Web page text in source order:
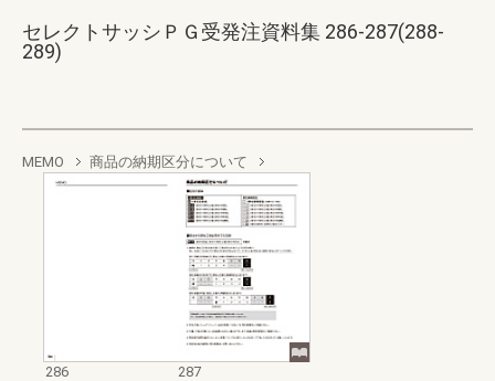
セレクトサッシＰＧ受発注資料集 286-287(288-
289)
MEMO 商品の納期区分について
286
287